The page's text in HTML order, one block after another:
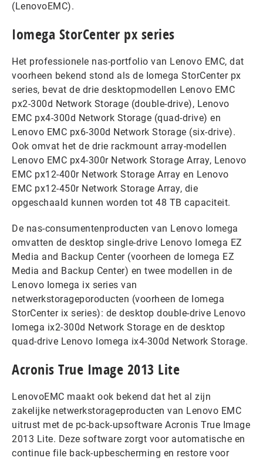
(LenovoEMC).
Iomega StorCenter px series
Het professionele nas-portfolio van Lenovo EMC, dat
voorheen bekend stond als de Iomega StorCenter px
series, bevat de drie desktopmodellen Lenovo EMC
px2-300d Network Storage (double-drive), Lenovo
EMC px4-300d Network Storage (quad-drive) en
Lenovo EMC px6-300d Network Storage (six-drive).
Ook omvat het de drie rackmount array-modellen
Lenovo EMC px4-300r Network Storage Array, Lenovo
EMC px12-400r Network Storage Array en Lenovo
EMC px12-450r Network Storage Array, die
opgeschaald kunnen worden tot 48 TB capaciteit.
De nas-consumentenproducten van Lenovo Iomega
omvatten de desktop single-drive Lenovo Iomega EZ
Media and Backup Center (voorheen de Iomega EZ
Media and Backup Center) en twee modellen in de
Lenovo Iomega ix series van
netwerkstorageporoducten (voorheen de Iomega
StorCenter ix series): de desktop double-drive Lenovo
Iomega ix2-300d Network Storage en de desktop
quad-drive Lenovo Iomega ix4-300d Network Storage.
Acronis True Image 2013 Lite
LenovoEMC maakt ook bekend dat het al zijn
zakelijke netwerkstorageproducten van Lenovo EMC
uitrust met de pc-back-upsoftware Acronis True Image
2013 Lite. Deze software zorgt voor automatische en
continue file back-upbescherming en restore voor